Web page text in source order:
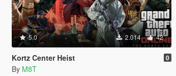
5.0 2.014 42
Kortz Center Heist 0
By M8T